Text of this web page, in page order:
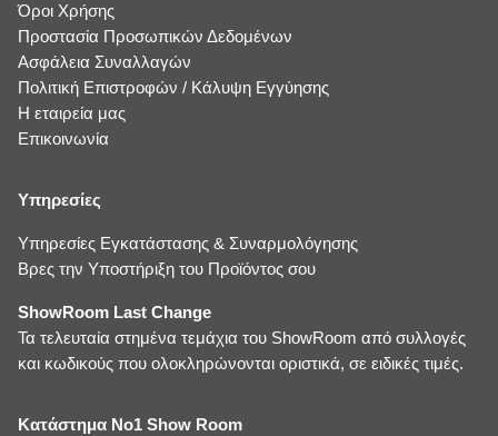
Όροι Χρήσης
Προστασία Προσωπικών Δεδομένων
Ασφάλεια Συναλλαγών
Πολιτική Επιστροφών / Κάλυψη Εγγύησης
Η εταιρεία μας
Επικοινωνία
Υπηρεσίες
Υπηρεσίες Εγκατάστασης & Συναρμολόγησης
Βρες την Υποστήριξη του Προϊόντος σου
ShowRoom Last Change
Τα τελευταία στημένα τεμάχια του ShowRoom από συλλογές
και κωδικούς που ολοκληρώνονται οριστικά, σε ειδικές τιμές.
Κατάστημα No1 Show Room